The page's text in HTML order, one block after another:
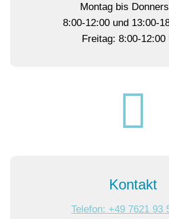
Montag bis
8:00-12:00 und 13:00-
Freitag: 8:00-12:00
Kontakt
Telefon: +49 7621 93